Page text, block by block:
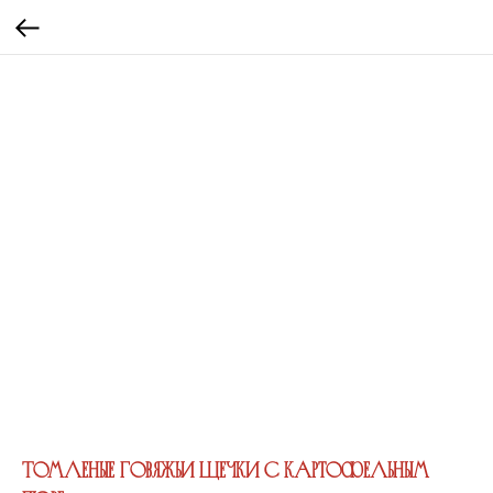
Томленые говяжьи щечки с картофельным